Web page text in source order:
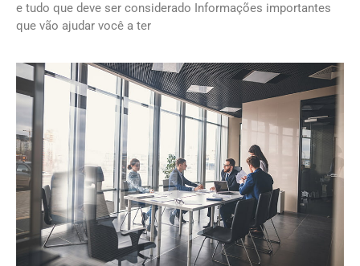
e tudo que deve ser considerado Informações importantes
que vão ajudar você a ter